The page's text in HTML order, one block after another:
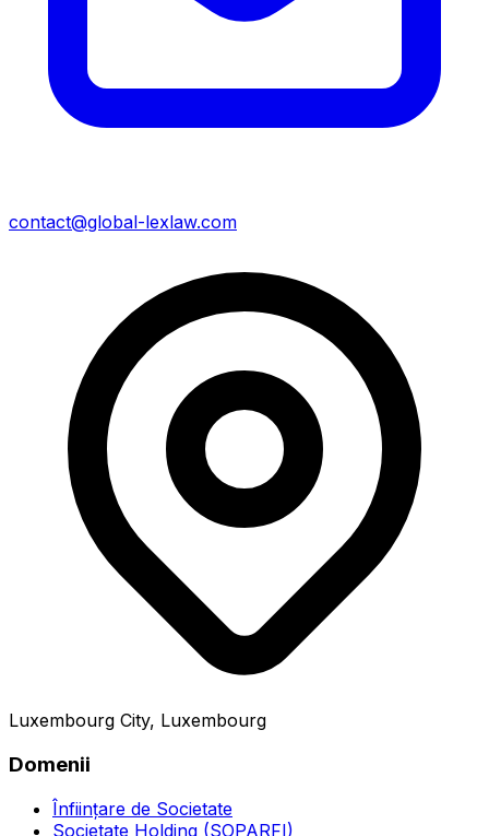
contact@global-lexlaw.com
Luxembourg City, Luxembourg
Domenii
Înființare de Societate
Societate Holding (SOPARFI)